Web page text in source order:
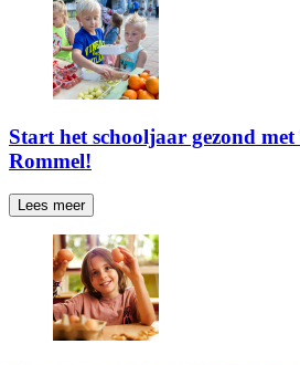
Start het schooljaar gezond
Rommel!
Lees meer